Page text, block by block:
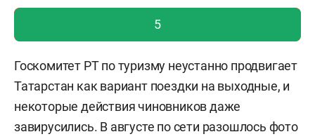
голос учтен!
5
Госкомитет РТ по туризму неустанно продвигает
Татарстан как вариант поездки на выходные, и
некоторые действия чиновников даже
завирусились. В августе по сети разошлось фото